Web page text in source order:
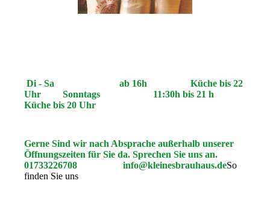
Di - Sa ab 16h Küche bis 22
Uhr Sonntags 11:30h bis 21 h
Küche bis 20 Uhr
Gerne Sind wir nach Absprache außerhalb unserer
Öffnungszeiten für Sie da. Sprechen Sie uns an.
01733226708 info@kleinesbrauhaus.deSo
finden Sie uns